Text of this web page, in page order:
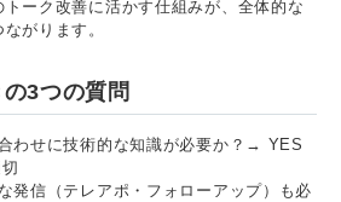
ーク改善に活かす仕組みが、全体的な
がります。
3つの質問
わせに技術的な知識が必要か？→ YES
発信（テレアポ・フォローアップ）も必